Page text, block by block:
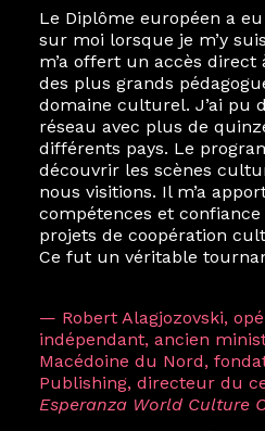
Le Diplôme européen a
sur moi lorsque je m’y
m’a offert un accès direct
des plus grands
domaine culturel. J’ai pu
réseau avec plus de
différents pays. Le
découvrir les scènes
nous visitions. Il m’a
compétences et
projets de coopération
Ce fut un véritable
— Robert Alagjozovski,
indépendant, ancien
Macédoine du Nord,
Publishing, directeur du
Esperanza World Culture